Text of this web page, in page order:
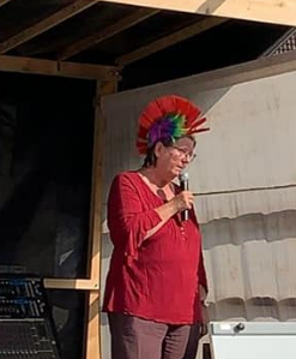
SCHUPPENMASSAGE